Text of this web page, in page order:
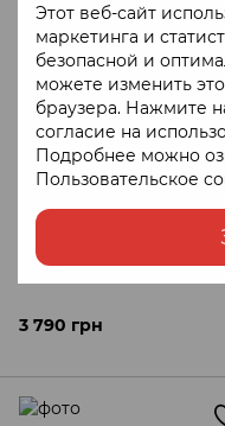
Этот веб-сайт
маркетинга и
безопасной и
можете изменить
браузера. Нажмите
согласие на
Подробнее можно
Пользовательское
Артикул: AM-HL32R-TBL
3 790 грн